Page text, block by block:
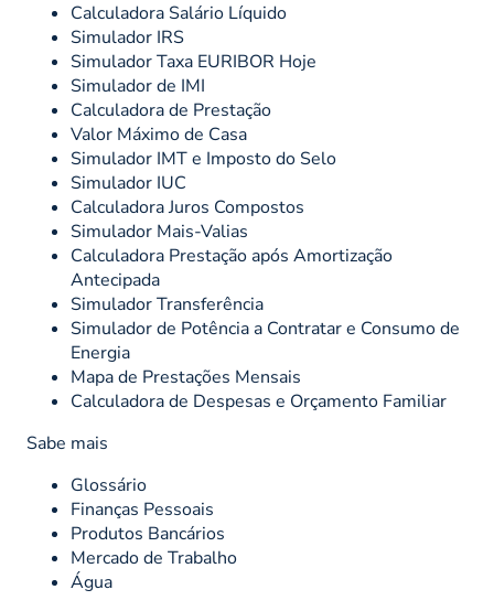
Calculadora Salário Líquido
Simulador IRS
Simulador Taxa EURIBOR Hoje
Simulador de IMI
Calculadora de Prestação
Valor Máximo de Casa
Simulador IMT e Imposto do Selo
Simulador IUC
Calculadora Juros Compostos
Simulador Mais-Valias
Calculadora Prestação após Amortização
Antecipada
Simulador Transferência
Simulador de Potência a Contratar e Consumo de
Energia
Mapa de Prestações Mensais
Calculadora de Despesas e Orçamento Familiar
Sabe mais
Glossário
Finanças Pessoais
Produtos Bancários
Mercado de Trabalho
Água